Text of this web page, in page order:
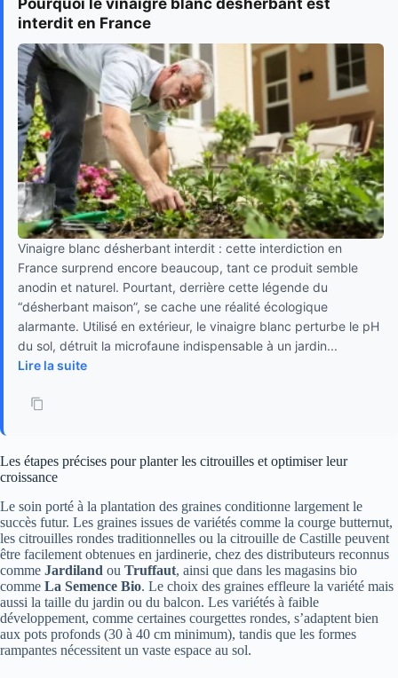
interdit en France
Vinaigre blanc désherbant interdit : cette interdiction en
France surprend encore beaucoup, tant ce produit semble
anodin et naturel. Pourtant, derrière cette légende du
“désherbant maison”, se cache une réalité écologique
alarmante. Utilisé en extérieur, le vinaigre blanc perturbe le pH
du sol, détruit la microfaune indispensable à un jardin...
Lire la suite
Les étapes précises pour planter les citrouilles et optimiser leur
croissance
Le soin porté à la plantation des graines conditionne largement le
succès futur. Les graines issues de variétés comme la courge butternut,
les citrouilles rondes traditionnelles ou la citrouille de Castille peuvent
être facilement obtenues en jardinerie, chez des distributeurs reconnus
comme Jardiland ou Truffaut, ainsi que dans les magasins bio
comme La Semence Bio. Le choix des graines effleure la variété mais
aussi la taille du jardin ou du balcon. Les variétés à faible
développement, comme certaines courgettes rondes, s’adaptent bien
aux pots profonds (30 à 40 cm minimum), tandis que les formes
rampantes nécessitent un vaste espace au sol.